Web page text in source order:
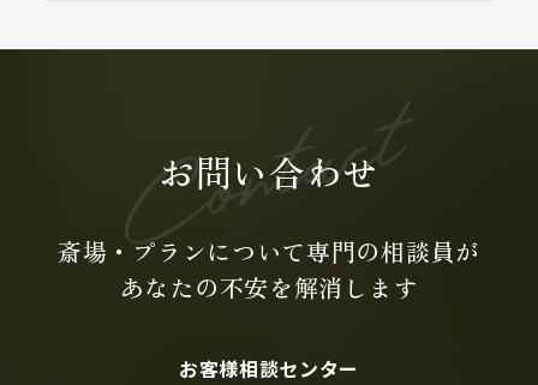
お問い合わせ
斎場・プランについて専門の相談員が
あなたの不安を解消します
お客様相談センター